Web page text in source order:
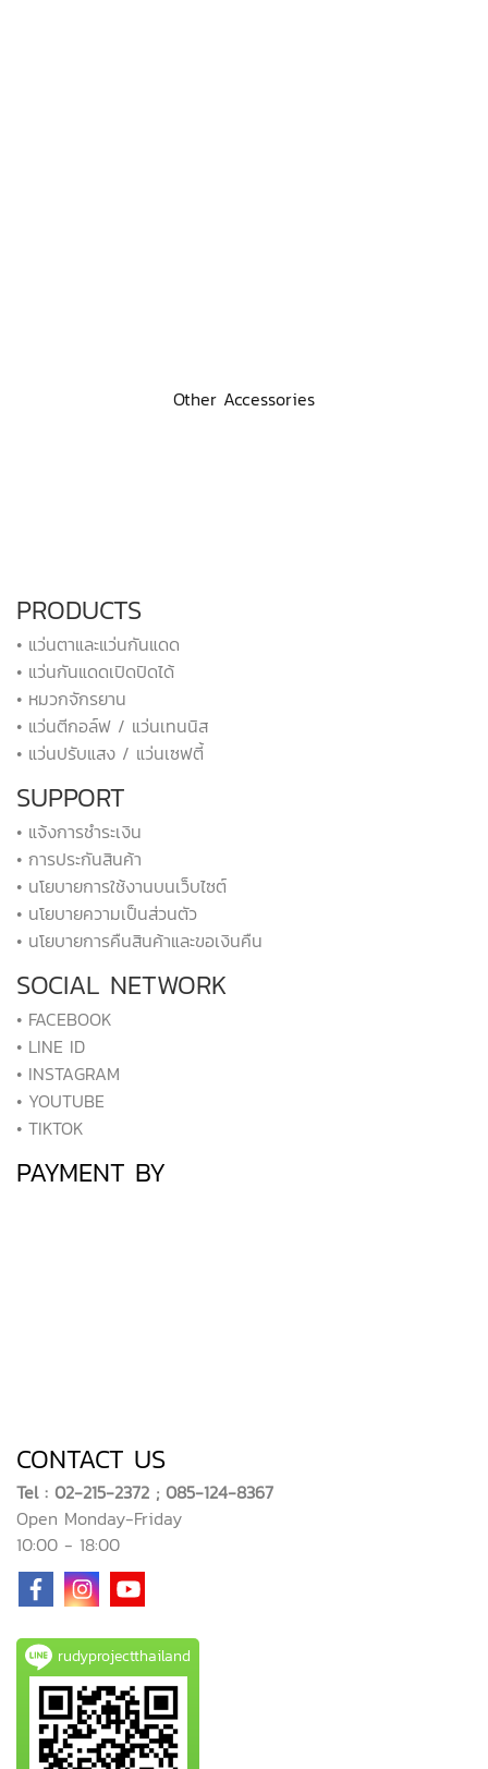
Other Accessories
PRODUCTS
• แว่นตาและแว่นกันแดด
• แว่นกันแดดเปิดปิดได้
• หมวกจักรยาน
• แว่นตีกอล์ฟ / แว่นเทนนิส
• แว่นปรับแสง / แว่นเซฟตี้
SUPPORT
• แจ้งการชำระเงิน
• การประกันสินค้า
• นโยบายการใช้งานบนเว็บไซต์
• นโยบายความเป็นส่วนตัว
• นโยบายการคืนสินค้าและขอเงินคืน
SOCIAL NETWORK
• FACEBOOK
• LINE ID
• INSTAGRAM
• YOUTUBE
• TIKTOK
PAYMENT BY
CONTACT US
Tel : 02-215-2372 ; 085-124-8367
Open Monday-Friday
10:00 - 18:00
rudyprojectthailand